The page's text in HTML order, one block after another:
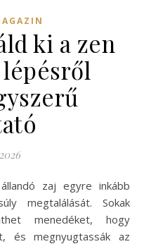
ki a zen
megtalálását. Sokak
menedéket, hogy
és megnyugtassák az